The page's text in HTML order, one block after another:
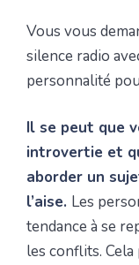
Vous vous
silence radio
personnalité
Il se peut que
introvertie et
aborder un
l’aise. Les
tendance à se
les conflits.